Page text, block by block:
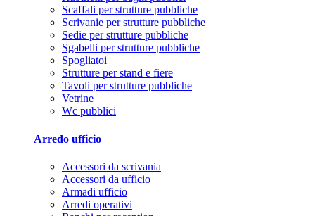
Scaffali per strutture pubbliche
Scrivanie per strutture pubbliche
Sedie per strutture pubbliche
Sgabelli per strutture pubbliche
Spogliatoi
Strutture per stand e fiere
Tavoli per strutture pubbliche
Vetrine
Wc pubblici
Arredo ufficio
Accessori da scrivania
Accessori da ufficio
Armadi ufficio
Arredi operativi